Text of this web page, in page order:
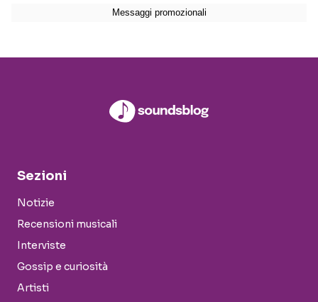
Sezioni
Notizie
Recensioni musicali
Interviste
Gossip e curiosità
Artisti